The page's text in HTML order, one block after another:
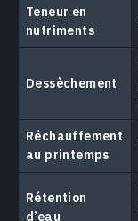
Teneur en
nutriments
Dessèchement
Réchauffement
au printemps
Rétention
d’eau